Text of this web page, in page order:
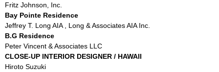
Fritz Johnson, Inc.
Bay Pointe Residence
Jeffrey T. Long AIA , Long & Associates AIA Inc.
B.G Residence
Peter Vincent & Associates LLC
CLOSE-UP INTERIOR DESIGNER / HAWAII
Hiroto Suzuki